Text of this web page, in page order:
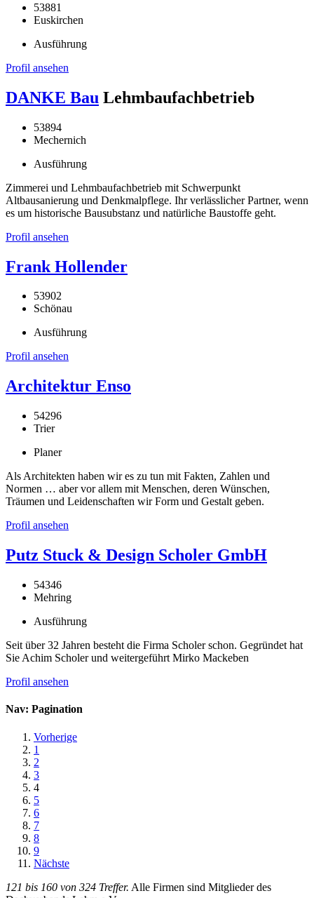
53881
Euskirchen
Ausführung
Profil ansehen
DANKE Bau Lehmbaufachbetrieb
53894
Mechernich
Ausführung
Zimmerei und Lehmbaufachbetrieb mit Schwerpunkt
Altbausanierung und Denkmalpflege. Ihr verlässlicher Partner, wenn
es um historische Bausubstanz und natürliche Baustoffe geht.
Profil ansehen
Frank Hollender
53902
Schönau
Ausführung
Profil ansehen
Architektur Enso
54296
Trier
Planer
Als Architekten haben wir es zu tun mit Fakten, Zahlen und
Normen … aber vor allem mit Menschen, deren Wünschen,
Träumen und Leidenschaften wir Form und Gestalt geben.
Profil ansehen
Putz Stuck & Design Scholer GmbH
54346
Mehring
Ausführung
Seit über 32 Jahren besteht die Firma Scholer schon. Gegründet hat
Sie Achim Scholer und weitergeführt Mirko Mackeben
Profil ansehen
Nav: Pagination
Vorherige
1
2
3
4
5
6
7
8
9
Nächste
121 bis 160 von 324 Treffer. Alle Firmen sind Mitglieder des